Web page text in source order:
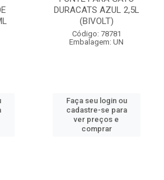
DURACATS AZUL 2,5L
(BIVOLT)
Código: 78781
Embalagem: UN
Faça seu login ou
cadastre-se para
ver preços e
comprar